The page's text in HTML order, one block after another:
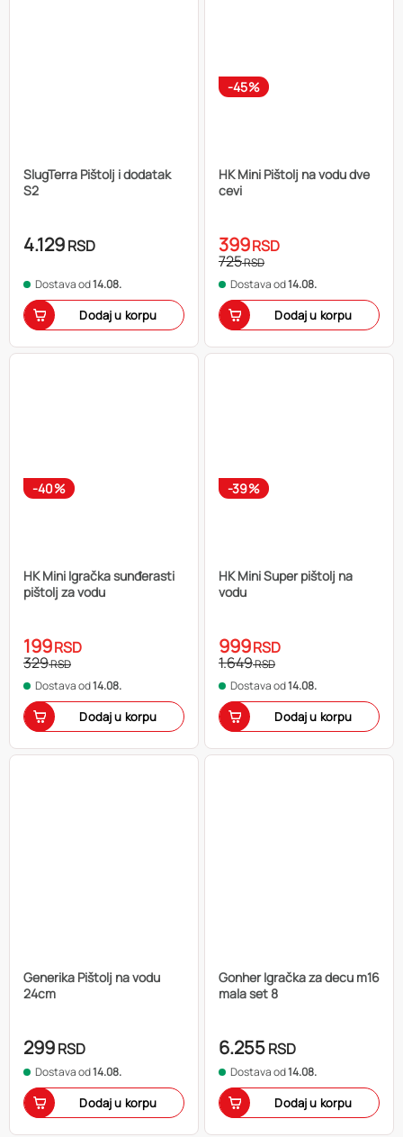
SlugTerra Pištolj i dodatak
S2
4.129RSD
Dostava od14.08.
Dodaj u korpu
-45%
HK Mini Pištolj na vodu dve
cevi
399RSD
725RSD
Dostava od14.08.
Dodaj u korpu
-40%
HK Mini Igračka sunđerasti
pištolj za vodu
199RSD
329RSD
Dostava od14.08.
Dodaj u korpu
-39%
HK Mini Super pištolj na
vodu
999RSD
1.649RSD
Dostava od14.08.
Dodaj u korpu
Generika Pištolj na vodu
24cm
299RSD
Dostava od14.08.
Dodaj u korpu
Gonher Igračka za decu m16
mala set 8
6.255RSD
Dostava od14.08.
Dodaj u korpu